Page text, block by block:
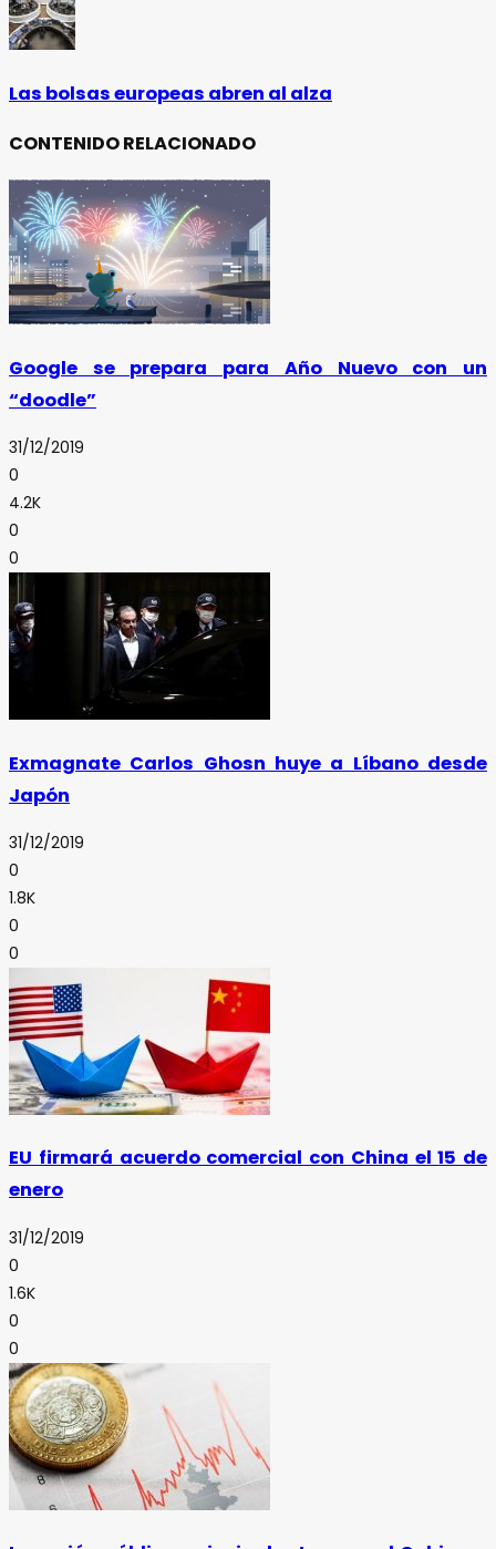
Las bolsas europeas abren al alza
CONTENIDO RELACIONADO
Google se prepara para Año Nuevo con un
“doodle”
31/12/2019
0
4.2K
0
0
Exmagnate Carlos Ghosn huye a Líbano desde
Japón
31/12/2019
0
1.8K
0
0
EU firmará acuerdo comercial con China el 15 de
enero
31/12/2019
0
1.6K
0
0